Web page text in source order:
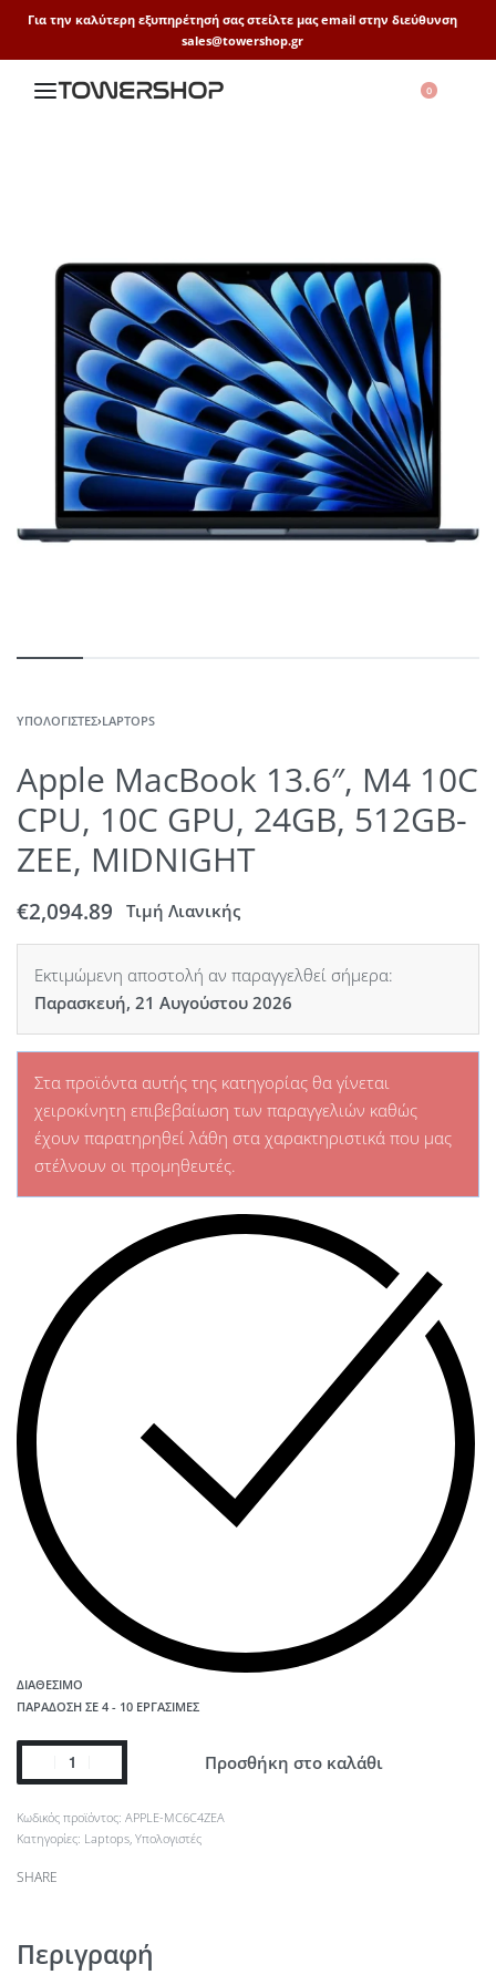
Για την καλύτερη εξυπηρέτησή σας στείλτε μας email στην διεύθυνση
sales@towershop.gr
0
ΥΠΟΛΟΓΙΣΤΈΣ›LAPTOPS
Apple MacBook 13.6″, M4 10C
CPU, 10C GPU, 24GB, 512GB-
ZEE, MIDNIGHT
€2,094.89 Τιμή Λιανικής
Εκτιμώμενη αποστολή αν παραγγελθεί σήμερα:
Παρασκευή, 21 Αυγούστου 2026
Στα προϊόντα αυτής της κατηγορίας θα γίνεται
χειροκίνητη επιβεβαίωση των παραγγελιών καθώς
έχουν παρατηρηθεί λάθη στα χαρακτηριστικά που μας
στέλνουν οι προμηθευτές.
ΔΙΑΘΈΣΙΜΟ
ΠΑΡΆΔΟΣΗ ΣΕ 4 - 10 ΕΡΓΆΣΙΜΕΣ
Προσθήκη στο καλάθι
APPLE-MC6C4ZEA
Κατηγορίες: Laptops Υπολογιστές
SHARE
Περιγραφή